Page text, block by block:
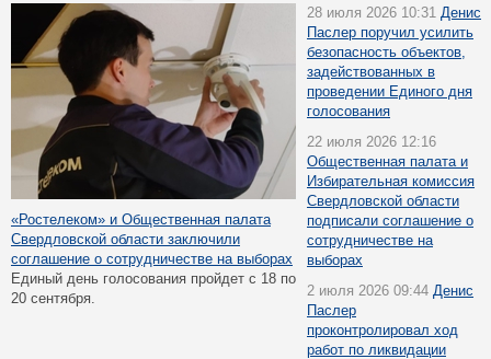
«Ростелеком» и Общественная палата
Свердловской области заключили
соглашение о сотрудничестве на выборах
Единый день голосования пройдет с 18 по
20 сентября.
28 июля 2026 10:31 Денис
Паслер поручил усилить
безопасность объектов,
задействованных в
проведении Единого дня
голосования
22 июля 2026 12:16
Общественная палата и
Избирательная комиссия
Свердловской области
подписали соглашение о
сотрудничестве на
выборах
2 июля 2026 09:44 Денис
Паслер
проконтролировал ход
работ по ликвидации